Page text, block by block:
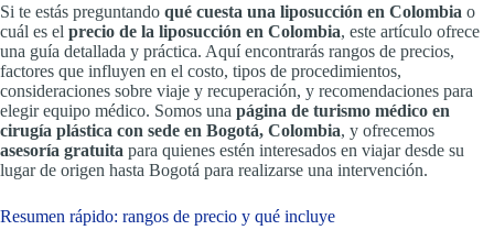
Si te estás preguntando qué cuesta una liposucción en Colombia o
cuál es el precio de la liposucción en Colombia, este artículo ofrece
una guía detallada y práctica. Aquí encontrarás rangos de precios,
factores que influyen en el costo, tipos de procedimientos,
consideraciones sobre viaje y recuperación, y recomendaciones para
elegir equipo médico. Somos una página de turismo médico en
cirugía plástica con sede en Bogotá, Colombia, y ofrecemos
asesoría gratuita para quienes estén interesados en viajar desde su
lugar de origen hasta Bogotá para realizarse una intervención.
Resumen rápido: rangos de precio y qué incluye